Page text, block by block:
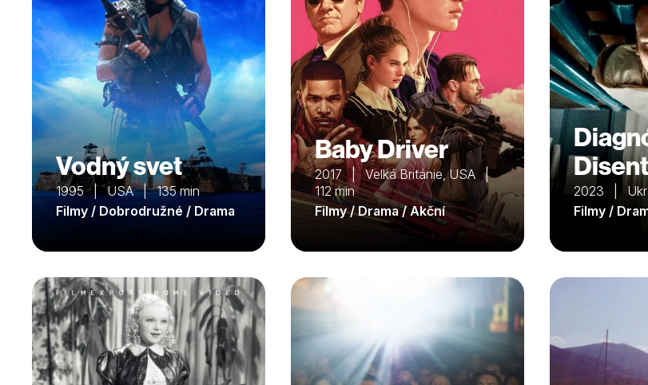
Vodný svet
1995 | USA | 135 min
Filmy / Dobrodružné / Drama
Baby Driver
2017 | Velká Británie, USA |
112 min
Filmy / Drama / Akční
Disent
2023 |
Filmy /